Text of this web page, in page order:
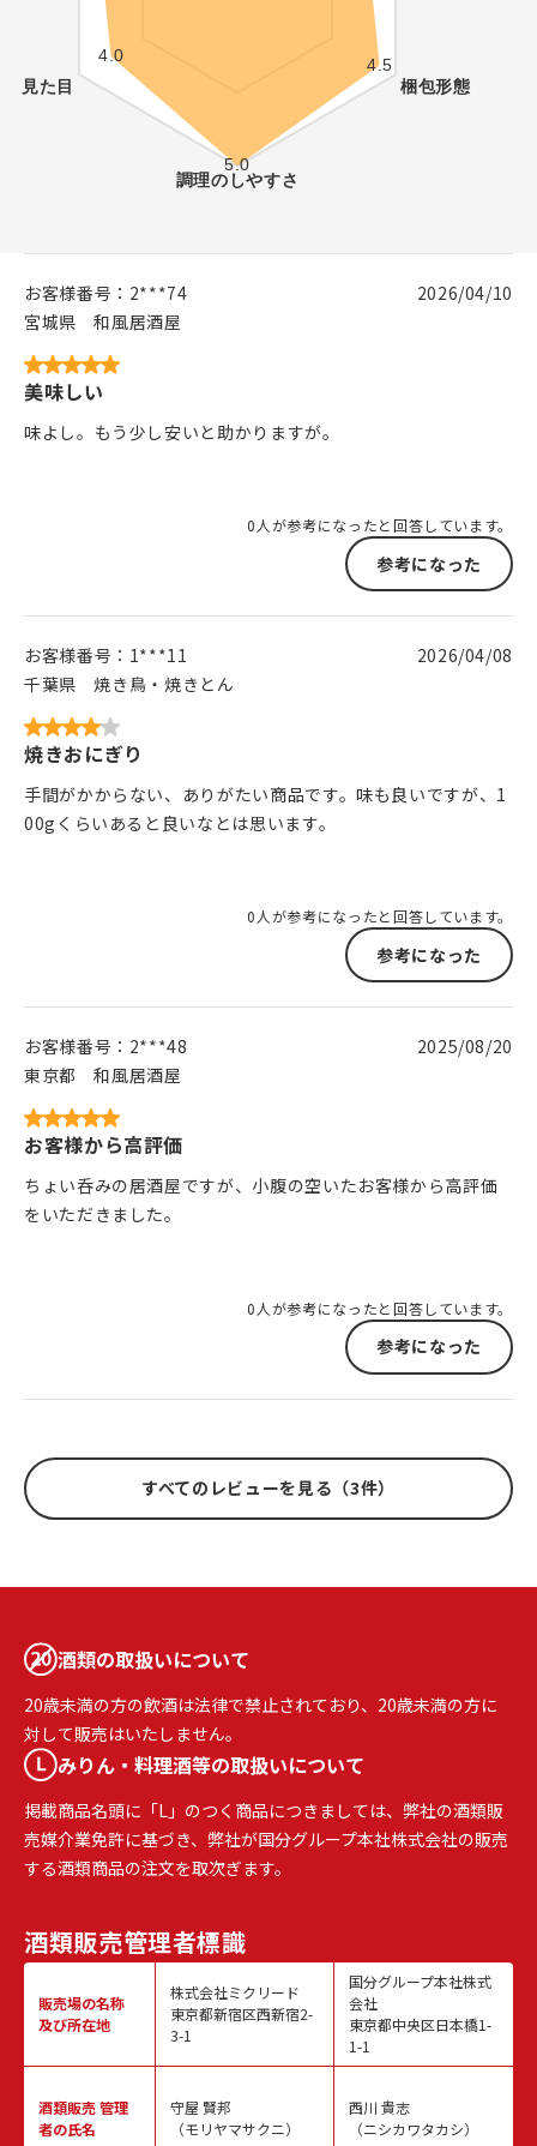
お客様番号： 2***74
宮城県
和風居酒屋
2026/04/10
美味しい
味よし。もう少し安いと助かりますが。
0人が参考になったと回答しています。
参考になった
お客様番号： 1***11
千葉県
焼き鳥・焼きとん
2026/04/08
焼きおにぎり
手間がかからない、ありがたい商品です。味も良いですが、1
00gくらいあると良いなとは思います。
0人が参考になったと回答しています。
参考になった
お客様番号： 2***48
東京都
和風居酒屋
2025/08/20
お客様から高評価
ちょい呑みの居酒屋ですが、小腹の空いたお客様から高評価
をいただきました。
0人が参考になったと回答しています。
参考になった
すべてのレビューを見る（3件）
酒類の取扱いについて
20歳未満の方の飲酒は法律で禁止されており、20歳未満の方に
対して販売はいたしません。
みりん・料理酒等の取扱いについて
掲載商品名頭に「L」のつく商品につきましては、弊社の酒類販
売媒介業免許に基づき、弊社が国分グループ本社株式会社の販売
する酒類商品の注文を取次ぎます。
酒類販売管理者標識
販売場の名称
及び所在地
酒類販売管理
者の氏名
株式会社ミクリード
東京都新宿区西新宿2-
3-1
守屋 賢邦
（モリヤマサクニ）
国分グループ本社株式
会社
東京都中央区日本橋1-
1-1
西川 貴志
（ニシカワタカシ）